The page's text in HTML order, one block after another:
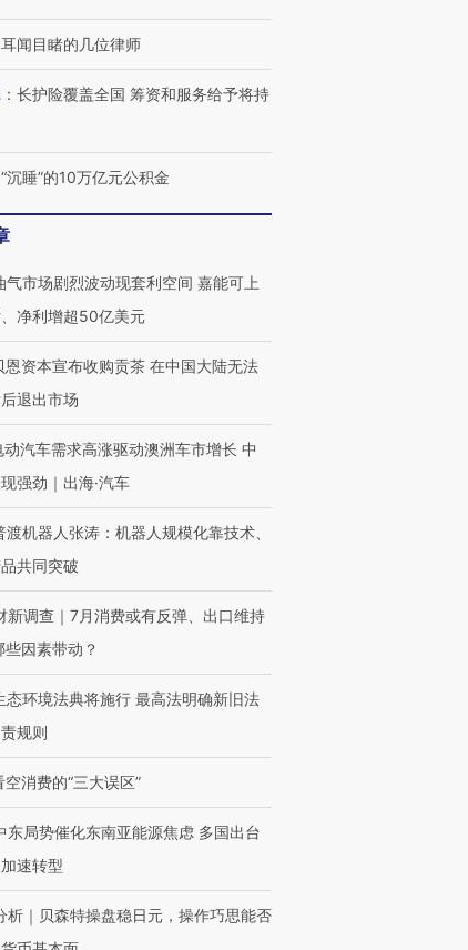
金
甘
马航飞行员跨国走私7万
视线｜被称为“蟑螂”的印
链博
”接产
【特别呈现】寻找100种
有意思的生活方式·第三对
CFO：不靠规模取胜，华
耳闻目睹的几位律师
： 长护险覆盖全国 筹资和服务给予将持
“沉睡”的10万亿元公积金
气市场剧烈波动现套利空间 嘉能可上
净利增超50亿美元
恩资本宣布收购贡茶 在中国大陆无法
退出市场
动汽车需求高涨驱动澳洲车市增长 中
强劲｜出海·汽车
渡机器人张涛：机器人规模化靠技术、
共同突破
新调查｜7月消费或有反弹、出口维持
因素带动？
态环境法典将施行 最高法明确新旧法
规则
空消费的“三大误区”
东局势催化东南亚能源焦虑 多国出台
速转型
析｜贝森特操盘稳日元，操作巧思能否